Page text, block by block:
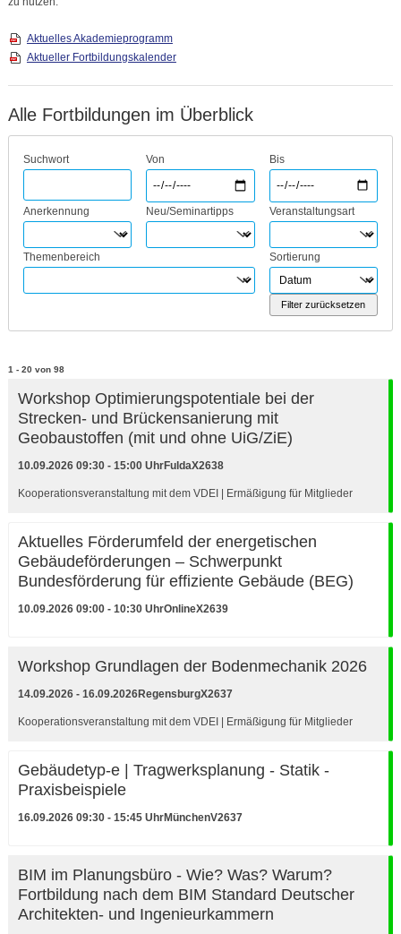
Aktuelles Akademieprogramm
Aktueller Fortbildungskalender
Alle Fortbildungen im Überblick
Suchwort Von Bis
Anerkennung Neu/Seminartipps Veranstaltungsart
Themenbereich Sortierung
Filter zurücksetzen
1 - 20 von 98
Workshop Optimierungspotentiale bei der
Strecken- und Brückensanierung mit
Geobaustoffen (mit und ohne UiG/ZiE)
10.09.2026 09:30 - 15:00 UhrFuldaX2638
Kooperationsveranstaltung mit dem VDEI | Ermäßigung für Mitglieder
Aktuelles Förderumfeld der energetischen
Gebäudeförderungen – Schwerpunkt
Bundesförderung für effiziente Gebäude (BEG)
10.09.2026 09:00 - 10:30 UhrOnlineX2639
Workshop Grundlagen der Bodenmechanik 2026
14.09.2026 - 16.09.2026RegensburgX2637
Kooperationsveranstaltung mit dem VDEI | Ermäßigung für Mitglieder
Gebäudetyp-e | Tragwerksplanung - Statik -
Praxisbeispiele
16.09.2026 09:30 - 15:45 UhrMünchenV2637
BIM im Planungsbüro - Wie? Was? Warum?
Fortbildung nach dem BIM Standard Deutscher
Architekten- und Ingenieurkammern